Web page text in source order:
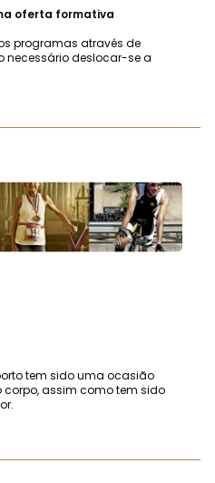
oferta formativa
programas através de
necessário deslocar-se a
tem sido uma ocasião
assim como tem sido